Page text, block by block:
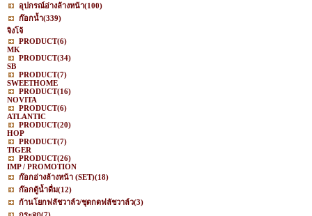
อุปกรณ์อ่างล้างหน้า(100)
ก๊อกน้ำ(339)
จิงโจ้
PRODUCT(6)
MK
PRODUCT(34)
SB
PRODUCT(7)
SWEETHOME
PRODUCT(16)
NOVITA
PRODUCT(6)
ATLANTIC
PRODUCT(20)
HOP
PRODUCT(7)
TIGER
PRODUCT(26)
IMP / PROMOTION
ก๊อกอ่างล้างหน้า (SET)(18)
ก๊อกตู้น้ำดื่ม(12)
ก้านโยกฟลัชวาล์ว/ชุดกดฟลัชวาล์ว(3)